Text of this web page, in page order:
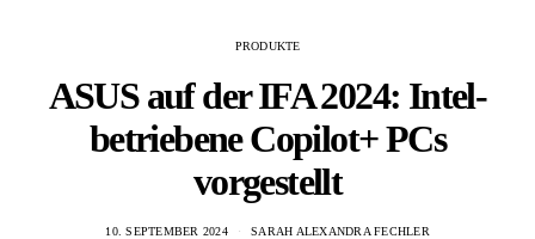
PRODUKTE
ASUS auf der IFA 2024: Intel-
betriebene Copilot+ PCs
vorgestellt
10. SEPTEMBER 2024 SARAH ALEXANDRA FECHLER